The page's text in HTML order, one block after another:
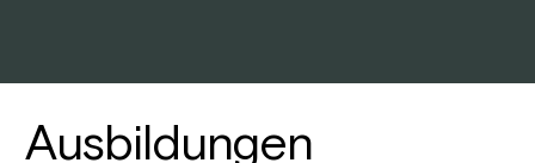
Ausbildungen